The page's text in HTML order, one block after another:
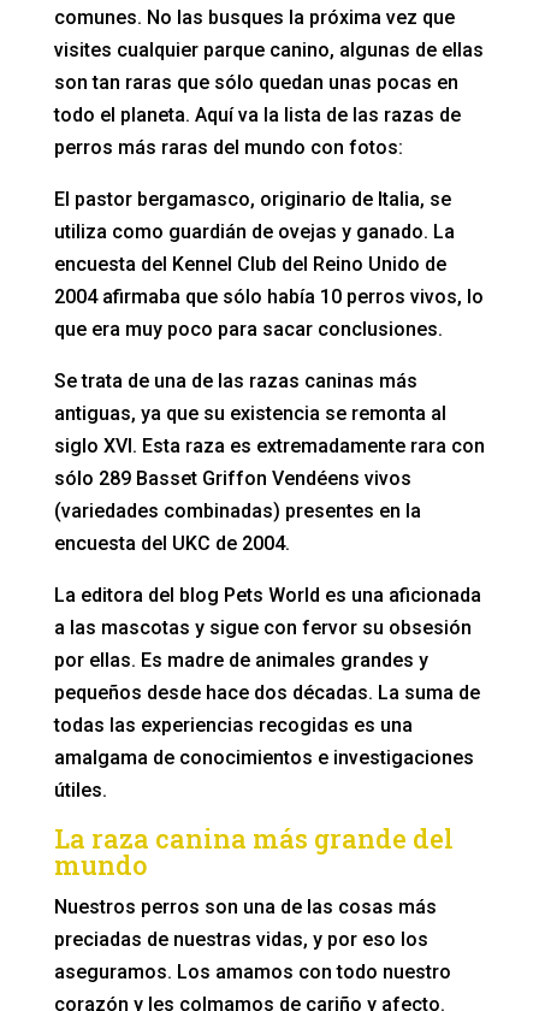
comunes. No las busques la próxima vez que
visites cualquier parque canino, algunas de ellas
son tan raras que sólo quedan unas pocas en
todo el planeta. Aquí va la lista de las razas de
perros más raras del mundo con fotos:
El pastor bergamasco, originario de Italia, se
utiliza como guardián de ovejas y ganado. La
encuesta del Kennel Club del Reino Unido de
2004 afirmaba que sólo había 10 perros vivos, lo
que era muy poco para sacar conclusiones.
Se trata de una de las razas caninas más
antiguas, ya que su existencia se remonta al
siglo XVI. Esta raza es extremadamente rara con
sólo 289 Basset Griffon Vendéens vivos
(variedades combinadas) presentes en la
encuesta del UKC de 2004.
La editora del blog Pets World es una aficionada
a las mascotas y sigue con fervor su obsesión
por ellas. Es madre de animales grandes y
pequeños desde hace dos décadas. La suma de
todas las experiencias recogidas es una
amalgama de conocimientos e investigaciones
útiles.
La raza canina más grande del
mundo
Nuestros perros son una de las cosas más
preciadas de nuestras vidas, y por eso los
aseguramos. Los amamos con todo nuestro
corazón y les colmamos de cariño y afecto.